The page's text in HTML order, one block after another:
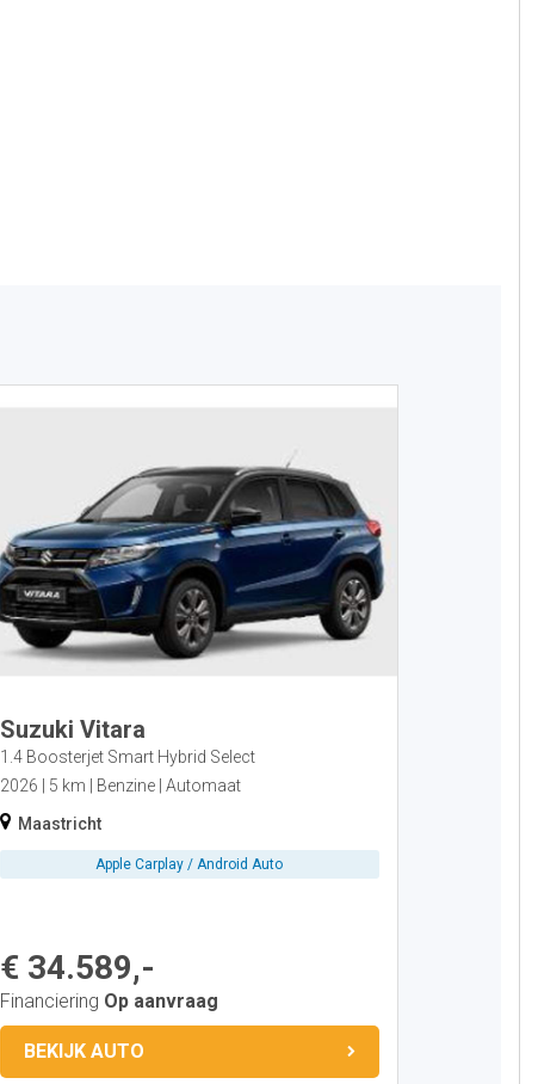
Suzuki Vitara
1.4 Boosterjet Smart Hybrid Select
2026
5 km Benzine Automaat
Maastricht
Apple Carplay / Android Auto
€ 34.589,-
Financiering Op aanvraag
BEKIJK AUTO